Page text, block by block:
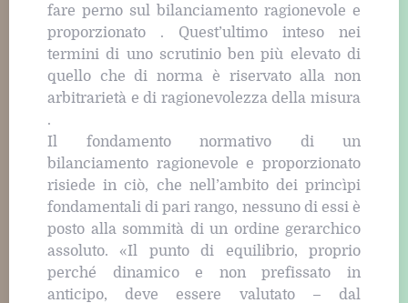
fare perno sul bilanciamento ragionevole e
proporzionato . Quest’ultimo inteso nei
termini di uno scrutinio ben più elevato di
quello che di norma è riservato alla non
arbitrarietà e di ragionevolezza della misura
.
Il fondamento normativo di un
bilanciamento ragionevole e proporzionato
risiede in ciò, che nell’ambito dei princìpi
fondamentali di pari rango, nessuno di essi è
posto alla sommità di un ordine gerarchico
assoluto. «Il punto di equilibrio, proprio
perché dinamico e non prefissato in
anticipo, deve essere valutato – dal